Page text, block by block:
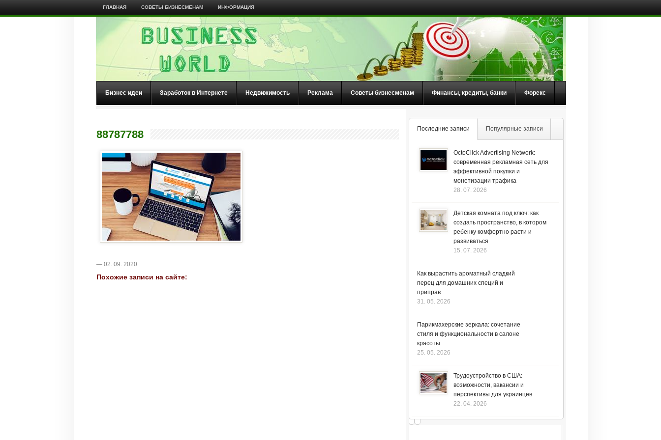
ГЛАВНАЯ СОВЕТЫ БИЗНЕСМЕНАМ ИНФОРМАЦИЯ
Бизнес идеи Заработок в Интернете Недвижимость Реклама Советы бизнесменам Финансы, кредиты, банки Форекс
88787788
— 02. 09. 2020
Похожие записи на сайте:
Последние записи Популярные записи
OctoClick Advertising Network:
современная рекламная сеть для
эффективной покупки и
монетизации трафика
28. 07. 2026
Детская комната под ключ: как
создать пространство, в котором
ребенку комфортно расти и
развиваться
15. 07. 2026
Как вырастить ароматный сладкий
перец для домашних специй и
приправ
31. 05. 2026
Парикмахерские зеркала: сочетание
стиля и функциональности в салоне
красоты
25. 05. 2026
Трудоустройство в США:
возможности, вакансии и
перспективы для украинцев
22. 04. 2026